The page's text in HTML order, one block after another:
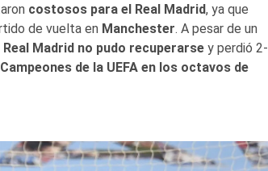
costosos para el Real Madrid, ya que
de vuelta en Manchester. A pesar de un
Real Madrid no pudo recuperarsey perdió 2-
de la UEFA en los octavos de